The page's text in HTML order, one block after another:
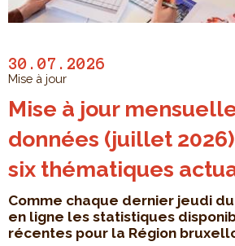
30.07.2026
Mise à jour
Mise à jour
données (juillet
six thématiques
Comme chaque dernier jeudi du
en ligne les statistiques
récentes pour la Région